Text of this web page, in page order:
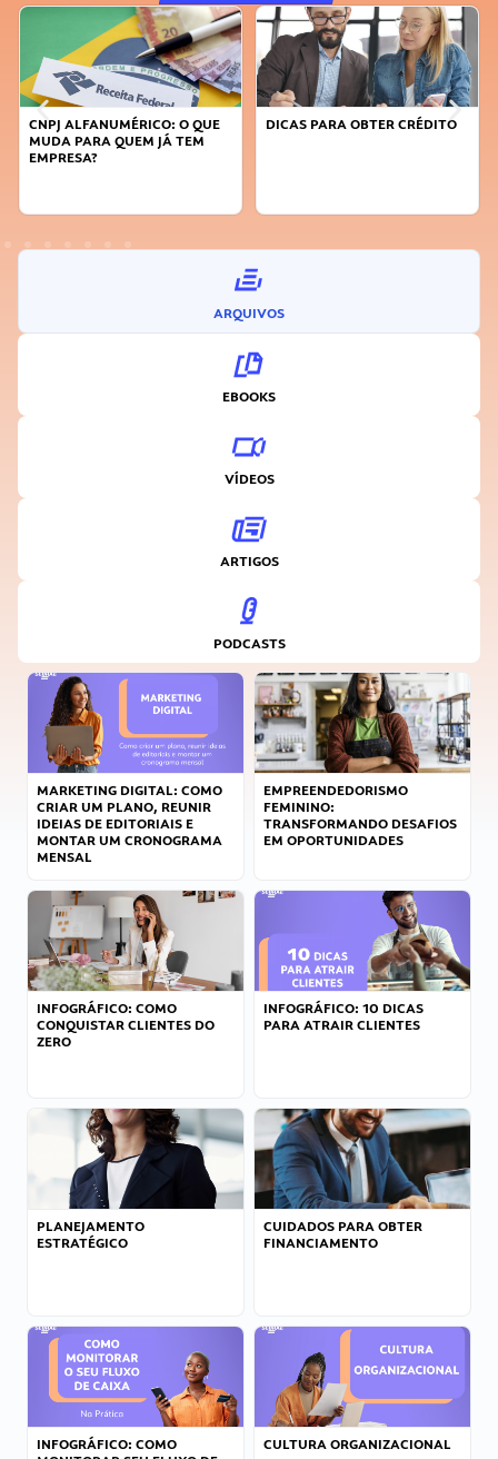
DICAS PARA OBTER CRÉDITO
FAÇA A DIFERENÇA: SEJA
ARQUIVOS
EBOOKS
VÍDEOS
ARTIGOS
PODCASTS
MARKETING DIGITAL: COMO
CRIAR UM PLANO, REUNIR
IDEIAS DE EDITORIAIS E
MONTAR UM CRONOGRAMA
MENSAL
EMPREENDEDORISMO
FEMININO:
TRANSFORMANDO DESAFIOS
EM OPORTUNIDADES
INFOGRÁFICO: COMO
CONQUISTAR CLIENTES DO
ZERO
INFOGRÁFICO: 10 DICAS
PARA ATRAIR CLIENTES
PLANEJAMENTO
ESTRATÉGICO
CUIDADOS PARA OBTER
FINANCIAMENTO
INFOGRÁFICO: COMO
CULTURA ORGANIZACIONAL